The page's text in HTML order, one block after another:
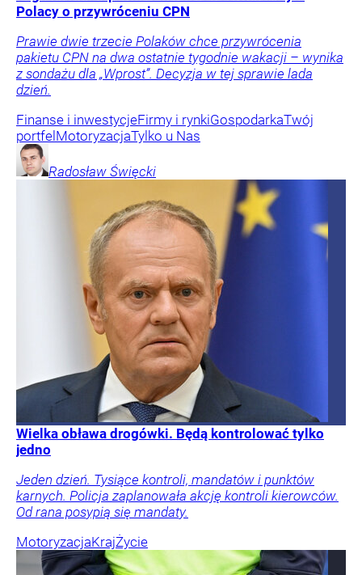
Polacy o przywróceniu CPN
Prawie dwie trzecie Polaków chce przywrócenia
pakietu CPN na dwa ostatnie tygodnie wakacji – wynika
z sondażu dla „Wprost”. Decyzja w tej sprawie lada
dzień.
Finanse i inwestycjeFirmy i rynkiGospodarkaTwój
portfel MotoryzacjaTylko u Nas
Radosław Święcki
Wielka obława drogówki. Będą kontrolować tylko
jedno
Jeden dzień. Tysiące kontroli, mandatów i punktów
karnych. Policja zaplanowała akcję kontroli kierowców.
Od rana posypią się mandaty.
MotoryzacjaKrajŻycie